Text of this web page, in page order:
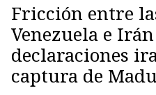
Fricción entre
Venezuela e
declaraciones
captura de